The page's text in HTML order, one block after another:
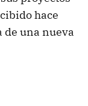
hace
de una nueva